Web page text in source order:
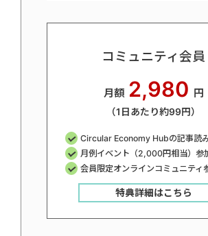
コミュニティ会員
月額 2,980 円
（1日あたり約99円）
Circular Economy Hubの記事読
月例イベント（2,000円相当）参
会員限定オンラインコミュニティ
特典詳細はこちら